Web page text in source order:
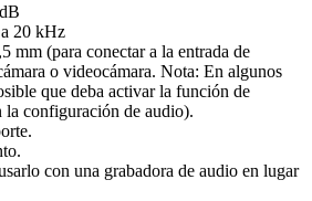
20 kHz
mm (para conectar a la entrada de
o videocámara. Nota: En algunos
que deba activar la función de
la configuración de audio).
con una grabadora de audio en lugar